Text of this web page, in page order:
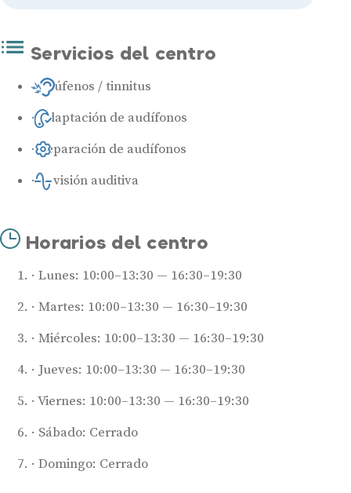
Servicios del centro
Acúfenos / tinnitus
Adaptación de audífonos
Reparación de audífonos
Revisión auditiva
Horarios del centro
Lunes: 10:00–13:30 — 16:30–19:30
Martes: 10:00–13:30 — 16:30–19:30
Miércoles: 10:00–13:30 — 16:30–19:30
Jueves: 10:00–13:30 — 16:30–19:30
Viernes: 10:00–13:30 — 16:30–19:30
Sábado: Cerrado
Domingo: Cerrado
Tipos de audífonos para la sordera
Audífonos baratos
Audífonos bluetooth
Audífonos inteligentes
Audífonos potentes